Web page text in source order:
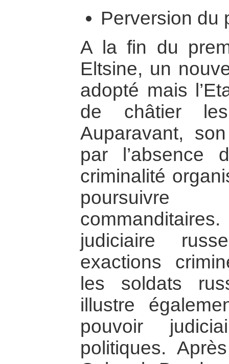
Perversion du
A la fin du
Eltsine, un
adopté mais
de châtier
Auparavant,
par l’absence
criminalité
commanditaires.
judiciaire
exactions
les soldats
illustre
pouvoir
politiques.